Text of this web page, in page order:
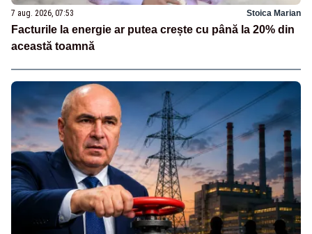
7 aug. 2026, 07:53 Stoica Marian
Facturile la energie ar putea crește cu până la 20% din
această toamnă